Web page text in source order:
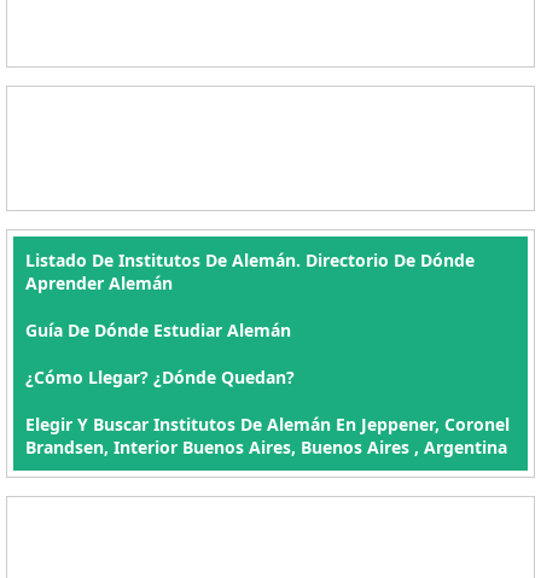
Listado De Institutos De Alemán. Directorio De Dónde
Aprender Alemán
Guía De Dónde Estudiar Alemán
¿Cómo Llegar? ¿Dónde Quedan?
Elegir Y Buscar Institutos De Alemán En Jeppener, Coronel
Brandsen, Interior Buenos Aires, Buenos Aires , Argentina